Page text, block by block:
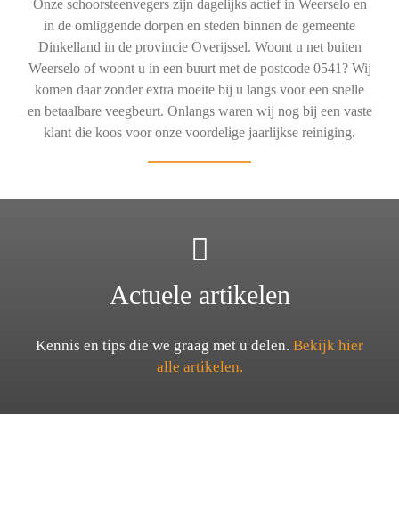
Onze schoorsteenvegers zijn dagelijks actief in Weerselo en
in de omliggende dorpen en steden binnen de gemeente
Dinkelland in de provincie Overijssel. Woont u net buiten
Weerselo of woont u in een buurt met de postcode 0541? Wij
komen daar zonder extra moeite bij u langs voor een snelle
en betaalbare veegbeurt. Onlangs waren wij nog bij een vaste
klant die koos voor onze voordelige jaarlijkse reiniging.
Actuele artikelen
Kennis en tips die we graag met u delen. Bekijk hier
alle artikelen.